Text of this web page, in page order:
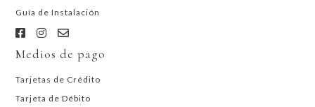
Guía de Instalación
Medios de pago
Tarjetas de Crédito
Tarjeta de Débito